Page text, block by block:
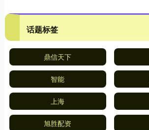
话题标签
鼎信天下
智能
上海
旭胜配资